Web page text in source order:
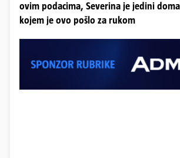
ovim podacima, Severina je jedini
kojem je ovo pošlo za rukom